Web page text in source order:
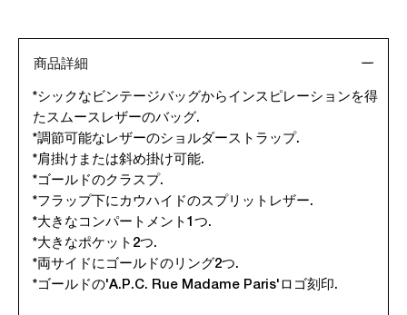
商品詳細
*シックなビンテージバッグからインスピレーションを得
たスムースレザーのバッグ.
*調節可能なレザーのショルダーストラップ.
*肩掛けまたは斜め掛け可能.
*ゴールドのクラスプ.
*フラップ下にカウハイドのスプリットレザー.
*大きなコンパートメント1つ.
*大きなポケット2つ.
*両サイドにゴールドのリング2つ.
*ゴールドの'A.P.C. Rue Madame Paris'ロゴ刻印.